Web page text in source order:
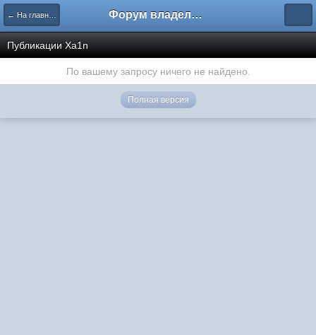
← На главную Форум владельцев интернет-магазинов
Публикации Xa1n
По вашему запросу ничего не найдено.
Полная версия